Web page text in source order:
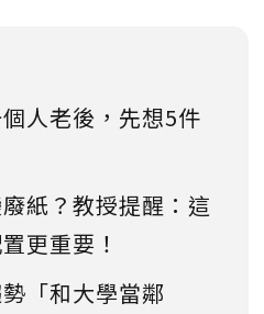
人老後，先想5件
紙？教授提醒：這
更重要！
「和大學當鄰